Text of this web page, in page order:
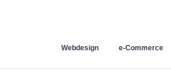
Webdesign e-Commerce